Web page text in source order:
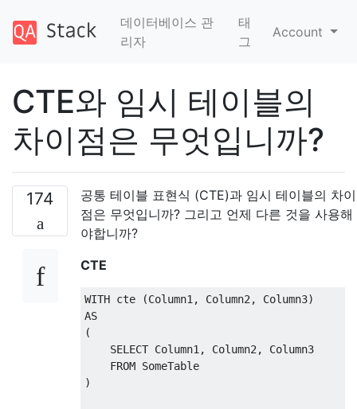
데이터베이스 관
리자
태
그
Account
CTE와 임시 테이블의
차이점은 무엇입니까?
174
공통 테이블 표현식 (CTE)과 임시 테이블의 차이
점은 무엇입니까? 그리고 언제 다른 것을 사용해
야합니까?
CTE
WITH cte (Column1 , Column2 , Column3)
AS
(
SELECT Column1 , Column2 ,
Column3
FROM SomeTable
)